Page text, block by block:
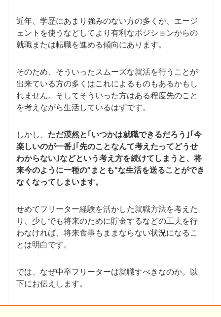
近年、学歴にあまり強みのない方の多くが、エージ
ェントを使うなどしてより有利なポジションからの
就職または転職を進める傾向にあります。
そのため、そういったスムーズな就活を行うことが
出来ている方の多くはこれによるものもあるかもし
れません。そしてそういった方はある程度先のこと
を考えながら生活しているはずです。
しかし、 ただ漠然と｢いつかは就職できるだろう｣｢今
楽しいのが一番｣｢先のことなんて考えたってどうせ
わからない｣などという考え方を続けてしまうと、将
来今のように一種の”まとも”な生活を送ることができ
なくなってしまいます。
せめてフリーター経験を活かした就職方法を考えた
り、少しでも将来のために貯金するなどの工夫を行
わなければ、将来食事もままならない状況になるこ
とは明白です。
では、なぜ中卒フリーターは就職すべきなのか。以
下にお伝えします。